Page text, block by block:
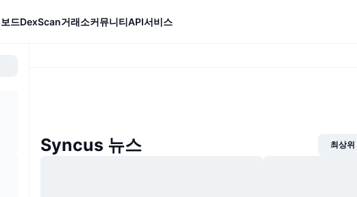
드DexScan거래소커뮤니티API서비스
Syncus 뉴스 최상위